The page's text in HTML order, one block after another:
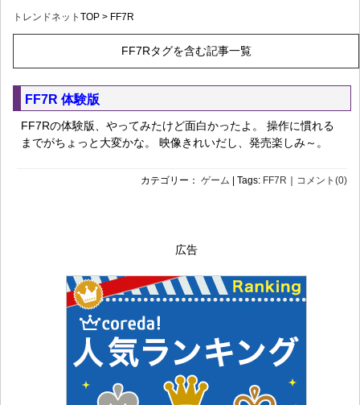
トレンドネット TOP > FF7R
FF7Rタグを含む記事一覧
FF7R 体験版
FF7Rの体験版、やってみたけど面白かったよ。 操作に慣れる
までがちょっと大変かな。 映像きれいだし、発売楽しみ～。
カテゴリー： ゲーム | Tags: FF7R コメント(0)
広告